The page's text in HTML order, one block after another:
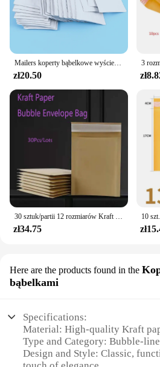
zł20.50
30 sztuk/partii 12 rozmiarów Kraft Paper Bubble koperty torby odporne na wstrząsy koperty z bąbelkami wyściełane wysyłka koperta z Bubble torebka wysyłkowa
zł34.75
Here are the products found in the
bąbelkami
Specifications:
Material: High-quality Kraft
Type and Category: Bubble-
Design and Style: Classic,